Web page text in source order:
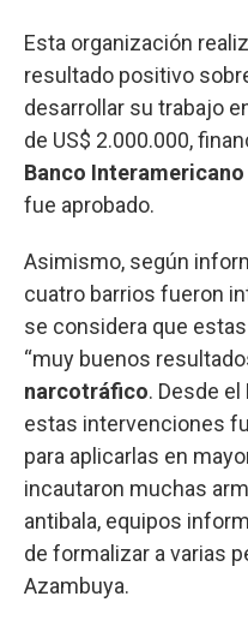
Esta organización
resultado positivo
desarrollar su trabajo
de US$ 2.000.000,
Banco
fue aprobado.
Asimismo, según
cuatro barrios fueron
se considera que
“muy buenos
narcotráfico. Desde el
estas intervenciones
para aplicarlas en
incautaron muchas
antibala, equipos
de formalizar a varias
Azambuya.